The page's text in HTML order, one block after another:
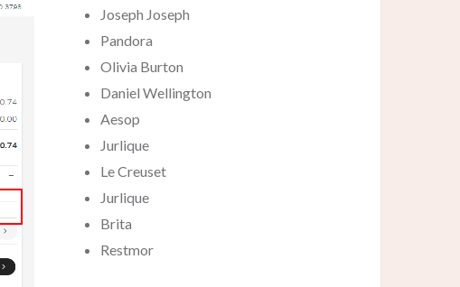
Joseph Joseph
Pandora
Olivia Burton
Daniel Wellington
Aesop
Jurlique
Le Creuset
Jurlique
Brita
Restmor